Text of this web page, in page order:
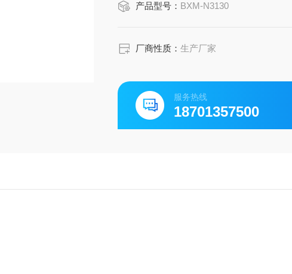
产品型号： BXM-N3130
厂商性质：生产厂家
服务热线
18701357500